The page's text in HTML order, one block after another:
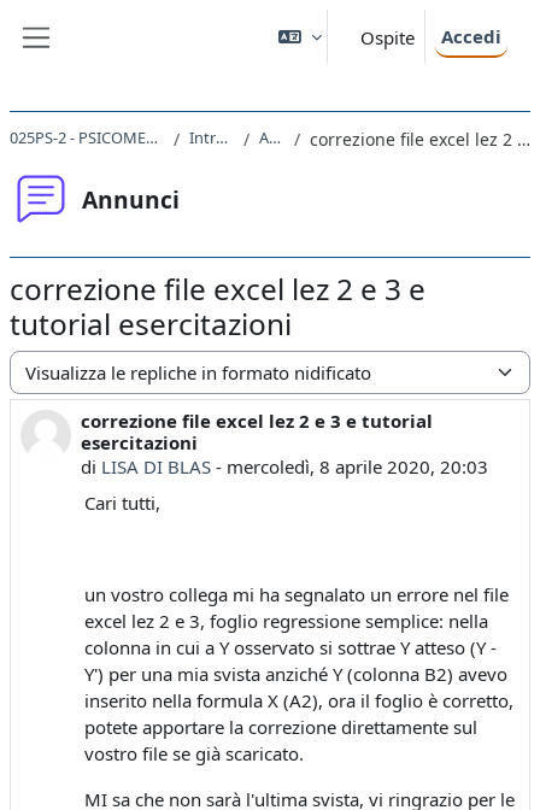
Ospite Accedi
025PS-2 - PSICOMETRIA 2 - MOD. B 2019 Introduzione Annunci correzione file excel lez 2 e 3 e tutorial esercitazioni
Annunci
correzione file excel lez 2 e 3 e
tutorial esercitazioni
Modalità visualizzazione
correzione file excel lez 2 e 3 e tutorial
esercitazioni
di LISA DI BLAS- mercoledì, 8 aprile 2020, 20:03
Numero di risposte: 0
Cari tutti,
un vostro collega mi ha segnalato un errore nel file
excel lez 2 e 3, foglio regressione semplice: nella
colonna in cui a Y osservato si sottrae Y atteso (Y -
Y') per una mia svista anziché Y (colonna B2) avevo
inserito nella formula X (A2), ora il foglio è corretto,
potete apportare la correzione direttamente sul
vostro file se già scaricato.
MI sa che non sarà l'ultima svista, vi ringrazio per le